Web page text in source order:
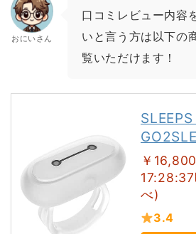
おにいさん
口コミレビュー内容
いと言う方は以下の
覧いただけます！
￥
べ)
3.4